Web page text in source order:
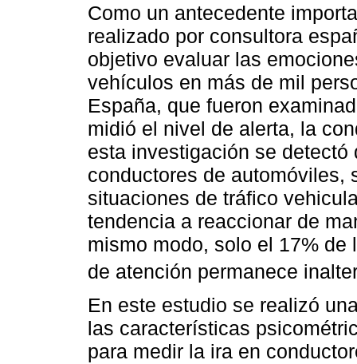
Como un antecedente
realizado por consultora
objetivo evaluar las
vehículos en más de mil
España, que fueron
midió el nivel de alerta, la
esta investigación se
conductores de automóviles,
situaciones de tráfico
tendencia a reaccionar de
mismo modo, solo el 17%
de atención permanece
En este estudio se realizó
las características
para medir la ira en